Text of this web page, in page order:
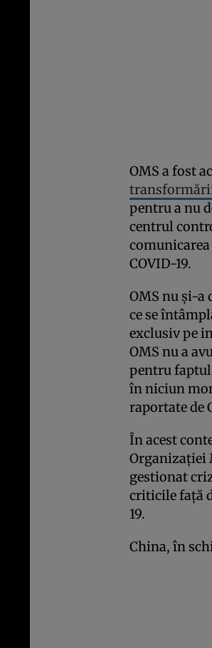
OMS a fost
transformării
pentru a nu
centrul
COVID-19.
OMS nu şi-a
ce se
exclusiv pe
OMS nu a
pentru
în niciun
raportate de
În acest
Organizaţiei
gestionat
criticile faţă
19.
China, în